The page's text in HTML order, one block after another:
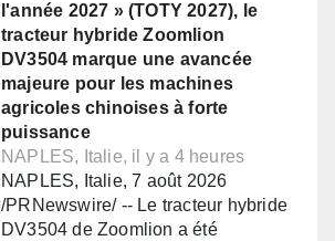
l'année 2027 » (TOTY 2027), le
tracteur hybride Zoomlion
DV3504 marque une avancée
majeure pour les machines
agricoles chinoises à forte
puissance
NAPLES, Italie, il y a 4 heures
NAPLES, Italie, 7 août 2026
/PRNewswire/ -- Le tracteur hybride
DV3504 de Zoomlion a été